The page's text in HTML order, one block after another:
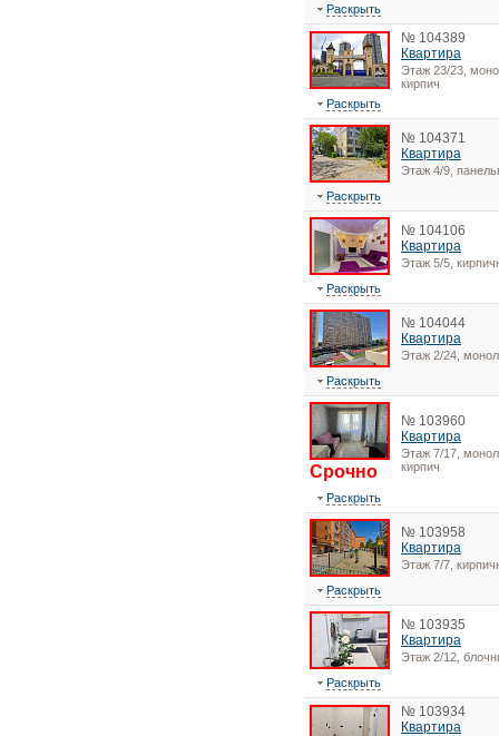
Раскрыть
№ 104389
Квартира
Этаж 23/23,
кирпич
Раскрыть
№ 104371
Квартира
Этаж 4/9,
Раскрыть
№ 104106
Квартира
Этаж 5/5,
Раскрыть
№ 104044
Квартира
Этаж 2/24,
Раскрыть
Срочно
№ 103960
Квартира
Этаж 7/17,
кирпич
Раскрыть
№ 103958
Квартира
Этаж 7/7,
Раскрыть
№ 103935
Квартира
Этаж 2/12,
Раскрыть
№ 103934
Квартира